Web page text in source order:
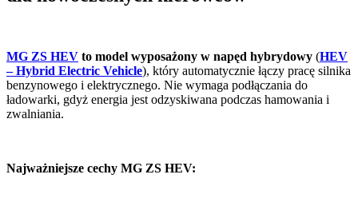
MG ZS HEV to model wyposażony w napęd hybrydowy (HEV
– Hybrid Electric Vehicle), który automatycznie łączy pracę silnika
benzynowego i elektrycznego. Nie wymaga podłączania do
ładowarki, gdyż energia jest odzyskiwana podczas hamowania i
zwalniania.
Najważniejsze cechy MG ZS HEV: